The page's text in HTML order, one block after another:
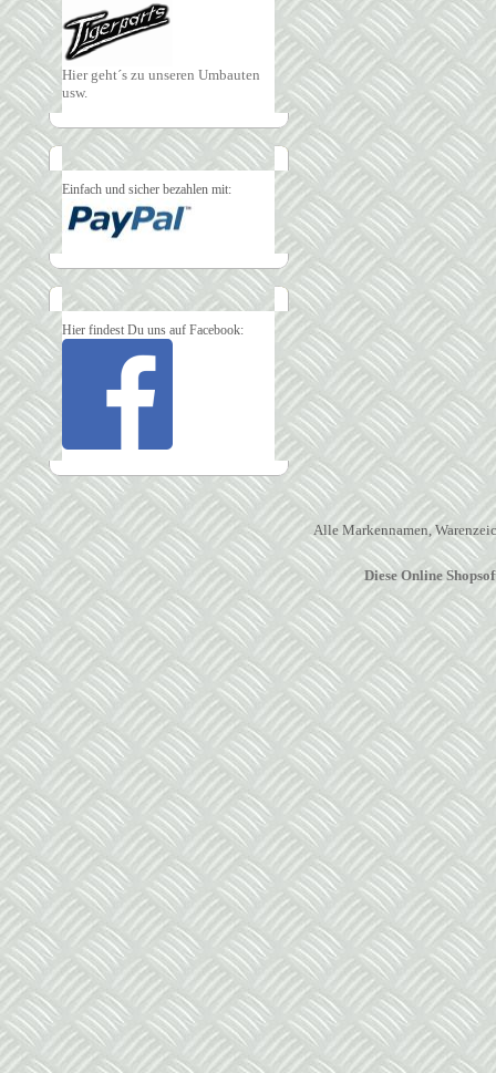
Hier geht´s zu unseren Umbauten
usw.
Einfach und sicher bezahlen mit:
Hier findest Du uns auf Facebook:
Alle Markennamen,
Diese Online